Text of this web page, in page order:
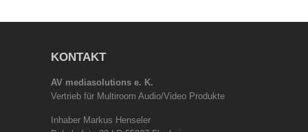
KONTAKT
AV mediasolutions e. K.
Vertrieb für Multiroom Audio/Video Produkte
Inhaber Markus Henseler